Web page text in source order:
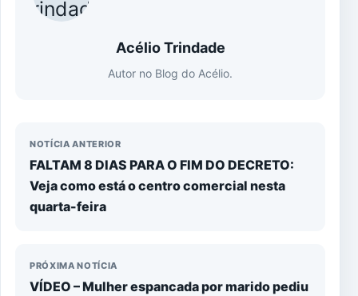
Acélio Trindade
Autor no Blog do Acélio.
NOTÍCIA ANTERIOR
FALTAM 8 DIAS PARA O FIM DO DECRETO:
Veja como está o centro comercial nesta
quarta-feira
PRÓXIMA NOTÍCIA
VÍDEO – Mulher espancada por marido pediu